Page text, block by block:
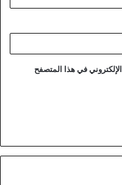
في هذا المتصفح